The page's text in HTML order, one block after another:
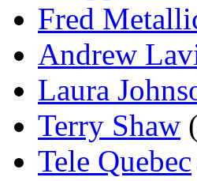
Fred
Andrew
Laura
Terry Shaw
Tele Quebec